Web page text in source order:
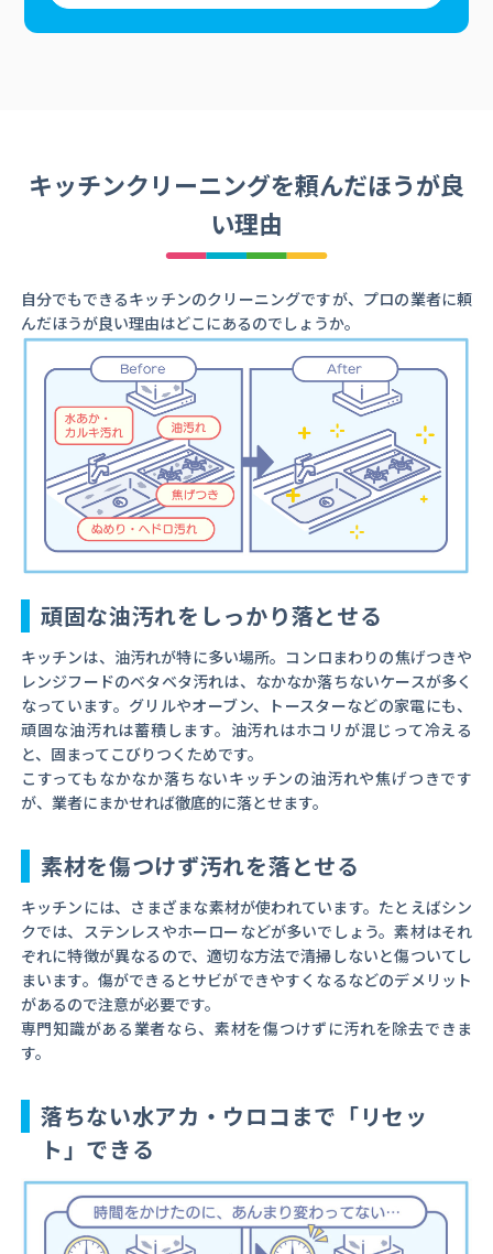
キッチンクリーニングを頼んだほうが良
い理由
自分でもできるキッチンのクリーニングですが、プロの業者に頼
んだほうが良い理由はどこにあるのでしょうか。
頑固な油汚れをしっかり落とせる
キッチンは、油汚れが特に多い場所。コンロまわりの焦げつきや
レンジフードのベタベタ汚れは、なかなか落ちないケースが多く
なっています。グリルやオーブン、トースターなどの家電にも、
頑固な油汚れは蓄積します。油汚れはホコリが混じって冷える
と、固まってこびりつくためです。
こすってもなかなか落ちないキッチンの油汚れや焦げつきです
が、業者にまかせれば徹底的に落とせます。
素材を傷つけず汚れを落とせる
キッチンには、さまざまな素材が使われています。たとえばシン
クでは、ステンレスやホーローなどが多いでしょう。素材はそれ
ぞれに特徴が異なるので、適切な方法で清掃しないと傷ついてし
まいます。傷ができるとサビができやすくなるなどのデメリット
があるので注意が必要です。
専門知識がある業者なら、素材を傷つけずに汚れを除去できま
す。
落ちない水アカ・ウロコまで「リセッ
ト」できる